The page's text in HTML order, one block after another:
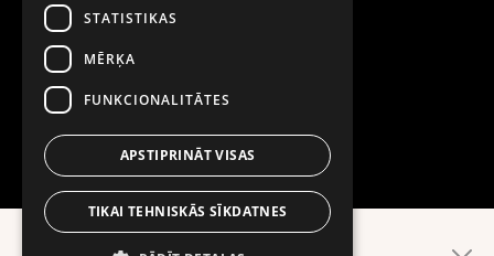
STATISTIKAS
MĒRĶA
FUNKCIONALITĀTES
APSTIPRINĀT VISAS
TIKAI TEHNISKĀS SĪKDATNES